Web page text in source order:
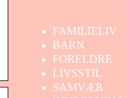
FAMILIELIV
BARN
FORELDRE
LIVSSTIL
SAMVÆR